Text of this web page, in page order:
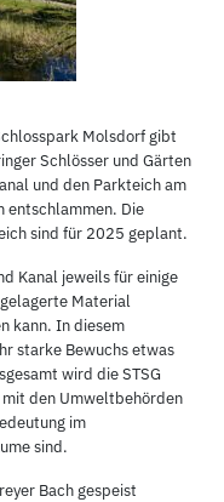
Molsdorf gibt
Schlösser und Gärten
und den Parkteich am
entschlammen. Die
sind für 2025 geplant.
Kanal jeweils für einige
Material
kann. In diesem
starke Bewuchs etwas
wird die STSG
den Umweltbehörden
im
sind.
Bach gespeist